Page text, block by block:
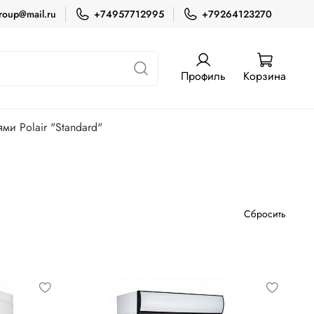
+74957712995 +79264123270
Профиль Корзина
Polair "Standard"
Сбросить